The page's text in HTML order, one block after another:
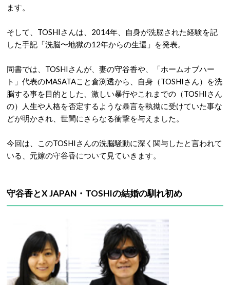
ます。
そして、TOSHIさんは、2014年、自身が洗脳された経験を記
した手記「洗脳〜地獄の12年からの生還」を発表。
同書では、TOSHIさんが、妻の守谷香や、「ホームオブハー
ト」代表のMASATAこと倉渕透から、自身（TOSHIさん）を洗
脳する事を目的とした、激しい暴行やこれまでの（TOSHIさん
の）人生や人格を否定するような暴言を執拗に受けていた事な
どが明かされ、世間にさらなる衝撃を与えました。
今回は、このTOSHIさんの洗脳騒動に深く関与したと言われて
いる、元嫁の守谷香について見ていきます。
守谷香とX JAPAN・TOSHIの結婚の馴れ初め